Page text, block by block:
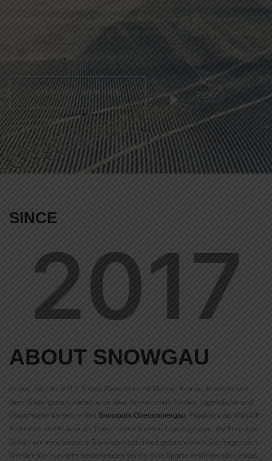
Snowgau Freestyle Team e.V. – Freestyle Snowboard/Ski – Wir sind ein
eigenständiger Verein um junge Talente im Bereich Freeski und Snowboard
zu fördern!
MITGLIED WERDEN PLAY
SINCE
2017
ABOUT SNOWGAU
Es war das Jahr 2017. Tobias Papistock und Michael Krause, Freunde seit
dem Kindergarten, hatten eine Idee. Immer mehr Kinder, Jugendliche und
Erwachsene kamen in den Snowpark Oberammergau. Papistock als Wanklift-
Betreiber und Krause als Trainer einer kleinen Trainergruppe, die Freestyle-
Skifahrern eine bessere Trainingsmöglichkeit geben wollen. Sie fragen sich:
Werden sie in einem bestehenden Verein eine Sparte eröffnen oder etwas